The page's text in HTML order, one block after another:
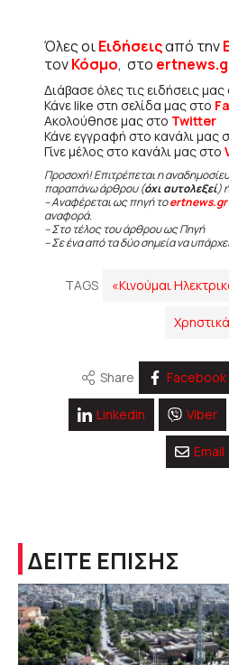
Όλες οιΕιδήσειςαπό την
τονΚόσμο, στο
Διάβασε όλες τις ειδήσεις μας
Κάνε like στη σελίδα μας στο
Ακολούθησε μας στο Twitter
Κάνε εγγραφή στο κανάλι μας
Γίνε μέλος στο κανάλι μας στο
Προσοχή! Επιτρέπεται η
παραπάνω άρθρου (όχι αυτολεξεί)
– Αναφέρεται ως πηγή τοertnews.gr
αναφορά.
– Στο τέλος του άρθρου ως Πηγή
– Σε ένα από τα δύο σημεία να
TAGS «Κινούμαι
Χρηστικά
Share Facebook
Linkedin Viber
Email
ΔΕΙΤΕ ΕΠΙΣΗΣ